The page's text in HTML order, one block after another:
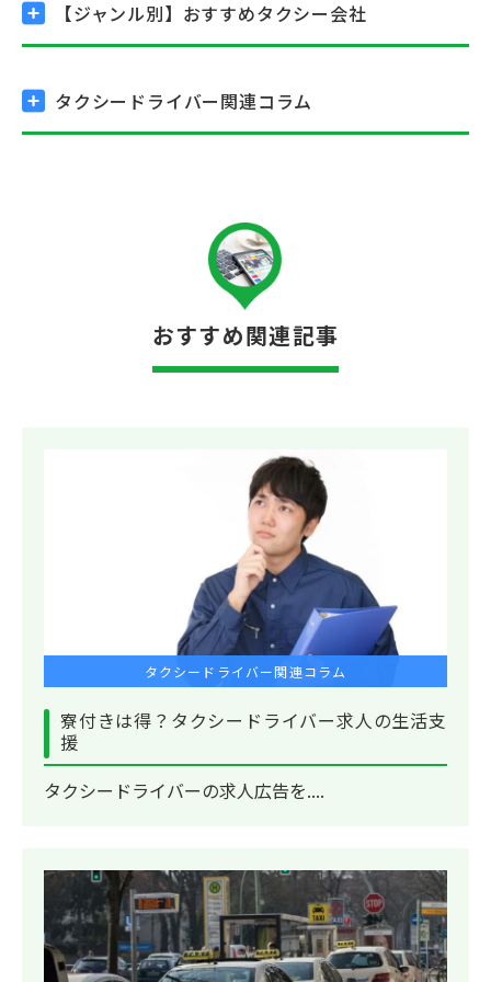
【ジャンル別】 おすすめタクシー会社
タクシードライバー関連コラム
おすすめ関連記事
タクシードライバー関連コラム
寮付きは得？タクシードライバー求人の生活支
援
タクシードライバーの求人広告を....